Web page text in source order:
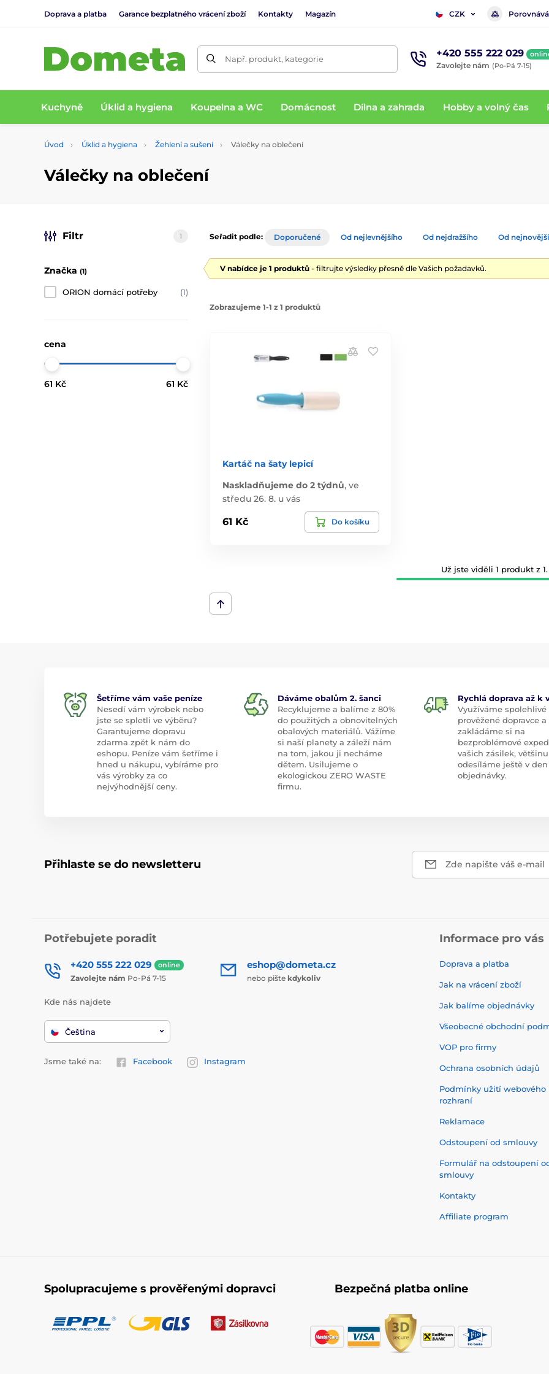
Doprava a platba Garance bezplatného vrácení zboží Kontakty Magazín CZK
Např. produkt, kategorie +420 555 222 029
Zavolejte nám (Po-Pá 7-15)
Kuchyně Úklid a hygiena Koupelna a WC Domácnost Dílna a zahrada Hobby a volný čas
Úvod Úklid a hygiena Žehlení a sušení Válečky na oblečení
Válečky na oblečení
Filtr 1
Značka (1)
ORION domácí potřeby (1)
cena
61 Kč 61 Kč
Seřadit podle: Doporučené Od nejlevnějšího Od nejdražšího Od
V nabídce je 1 produktů - filtrujte výsledky přesně dle Vašich požadavků.
Zobrazujeme 1-1 z 1 produktů
Kartáč na šaty lepicí
Naskladňujeme do 2 týdnů, ve
středu 26. 8. u vás
61 Kč Do košíku
Už jste viděli 1 produkt z 1.
Šetříme vám vaše peníze
Nesedí vám výrobek nebo
jste se spletli ve výběru?
Garantujeme dopravu
zdarma zpět k nám do
eshopu. Peníze vám šetříme i
hned u nákupu, vybíráme pro
vás výrobky za co
nejvýhodnější ceny.
Dáváme obalům 2. šanci
Recyklujeme a balíme z 80%
do použitých a obnovitelných
obalových materiálů. Vážíme
si naší planety a záleží nám
na tom, jakou ji necháme
dětem. Usilujeme o
ekologickou ZERO WASTE
firmu.
Rychlá doprava až k
Využíváme spolehlivé
prověžené dopravce a
zakládáme si na
bezproblémové
vašich zásilek,
odesíláme ještě v den
objednávky.
Přihlaste se do newsletteru Zde napište váš e-mail
Potřebujete poradit
+420 555 222 029 online
Zavolejte nám Po-Pá 7-15
eshop@dometa.cz
nebo pište kdykoliv
Kde nás najdete
Čeština
Jsme také na: Facebook Instagram
Informace pro vás
Doprava a platba
Jak na vrácení zboží
Jak balíme objednávky
Všeobecné obchodní
VOP pro firmy
Ochrana osobních údajů
Podmínky užití webového
rozhraní
Reklamace
Odstoupení od smlouvy
Formulář na odstoupení
smlouvy
Kontakty
Affiliate program
Spolupracujeme s prověřenými dopravci Bezpečná platba online